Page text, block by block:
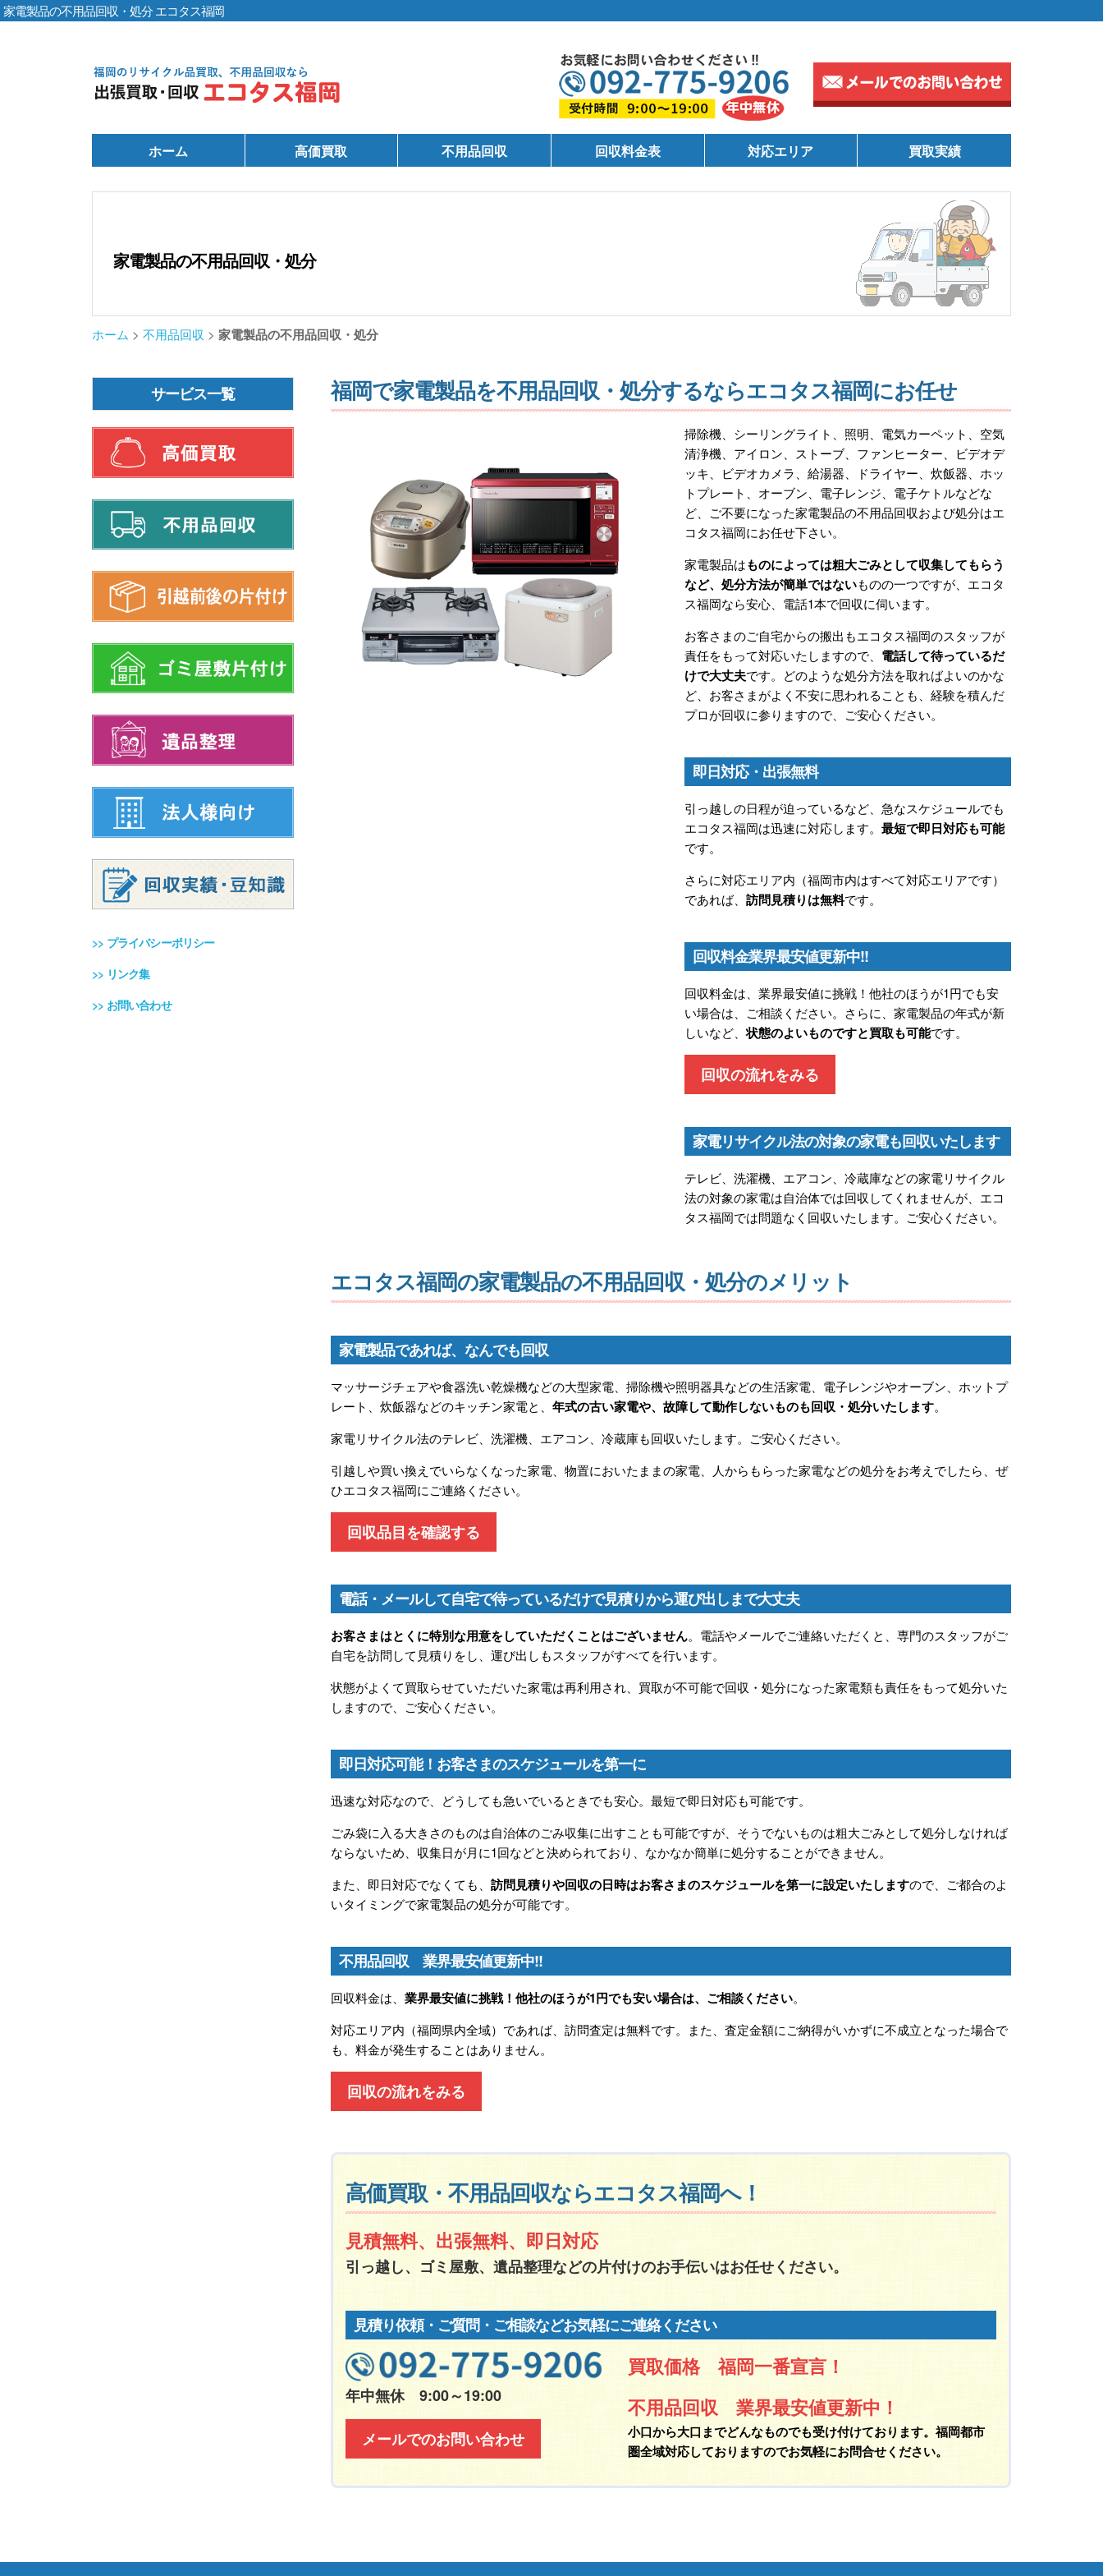
家電製品の不用品回収・処分 エコタス福岡
ホーム 高価買取 不用品回収 回収料金表 対応エリア 買取実績
家電製品の不用品回収・処分
ホーム > 不用品回収 > 家電製品の不用品回収・処分
サービス一覧
>> プライバシーポリシー
>> リンク集
>> お問い合わせ
福岡で家電製品を不用品回収・処分するならエコタス福岡にお任せ
掃除機、シーリングライト、照明、電気カーペット、空気
清浄機、アイロン、ストーブ、ファンヒーター、ビデオデ
ッキ、ビデオカメラ、給湯器、ドライヤー、炊飯器、ホッ
トプレート、オーブン、電子レンジ、電子ケトルなどな
ど、ご不要になった家電製品の不用品回収および処分はエ
コタス福岡にお任せ下さい。
家電製品はものによっては粗大ごみとして収集してもらう
など、処分方法が簡単ではないものの一つですが、エコタ
ス福岡なら安心、電話1本で回収に伺います。
お客さまのご自宅からの搬出もエコタス福岡のスタッフが
責任をもって対応いたしますので、 電話して待っているだ
けで大丈夫です。どのような処分方法を取ればよいのかな
ど、お客さまがよく不安に思われることも、経験を積んだ
プロが回収に参りますので、ご安心ください。
即日対応・出張無料
引っ越しの日程が迫っているなど、急なスケジュールでも
エコタス福岡は迅速に対応します。最短で即日対応も可能
です。
さらに対応エリア内（福岡市内はすべて対応エリアです）
であれば、訪問見積りは無料です。
回収料金業界最安値更新中!!
回収料金は、業界最安値に挑戦！他社のほうが1円でも安
い場合は、ご相談ください。さらに、家電製品の年式が新
しいなど、状態のよいものですと買取も可能です。
回収の流れをみる
家電リサイクル法の対象の家電も回収いたします
テレビ、洗濯機、エアコン、冷蔵庫などの家電リサイクル
法の対象の家電は自治体では回収してくれませんが、エコ
タス福岡では問題なく回収いたします。ご安心ください。
エコタス福岡の家電製品の不用品回収・処分のメリット
家電製品であれば、なんでも回収
マッサージチェアや食器洗い乾燥機などの大型家電、掃除機や照明器具などの生活家電、電子レンジやオーブン、ホットプ
レート、炊飯器などのキッチン家電と、年式の古い家電や、故障して動作しないものも回収・処分いたします。
家電リサイクル法のテレビ、洗濯機、エアコン、冷蔵庫も回収いたします。ご安心ください。
引越しや買い換えでいらなくなった家電、物置においたままの家電、人からもらった家電などの処分をお考えでしたら、ぜ
ひエコタス福岡にご連絡ください。
回収品目を確認する
電話・メールして自宅で待っているだけで見積りから運び出しまで大丈夫
お客さまはとくに特別な用意をしていただくことはございません。電話やメールでご連絡いただくと、専門のスタッフがご
自宅を訪問して見積りをし、運び出しもスタッフがすべてを行います。
状態がよくて買取らせていただいた家電は再利用され、買取が不可能で回収・処分になった家電類も責任をもって処分いた
しますので、ご安心ください。
即日対応可能！お客さまのスケジュールを第一に
迅速な対応なので、どうしても急いでいるときでも安心。最短で即日対応も可能です。
ごみ袋に入る大きさのものは自治体のごみ収集に出すことも可能ですが、そうでないものは粗大ごみとして処分しなければ
ならないため、収集日が月に1回などと決められており、なかなか簡単に処分することができません。
また、即日対応でなくても、訪問見積りや回収の日時はお客さまのスケジュールを第一に設定いたしますので、ご都合のよ
いタイミングで家電製品の処分が可能です。
不用品回収 業界最安値更新中!!
回収料金は、業界最安値に挑戦！他社のほうが1円でも安い場合は、ご相談ください。
対応エリア内（福岡県内全域）であれば、訪問査定は無料です。また、査定金額にご納得がいかずに不成立となった場合で
も、料金が発生することはありません。
回収の流れをみる
高価買取・不用品回収ならエコタス福岡へ！
見積無料、出張無料、即日対応
引っ越し、ゴミ屋敷、遺品整理などの片付けのお手伝いはお任せください。
見積り依頼・ご質問・ご相談などお気軽にご連絡ください
年中無休 9:00～19:00
メールでのお問い合わせ
買取価格 福岡一番宣言！
不用品回収 業界最安値更新中！
小口から大口までどんなものでも受け付けております。福岡都市
圏全域対応しておりますのでお気軽にお問合せください。